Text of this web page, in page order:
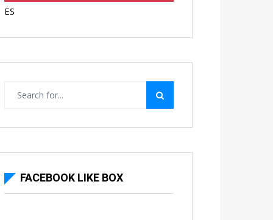
ES
FACEBOOK LIKE BOX